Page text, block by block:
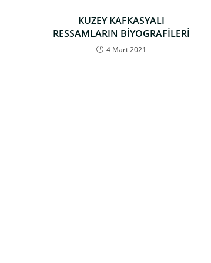
KUZEY KAFKASYALI
RESSAMLARIN BİYOGRAFİLERİ
4 Mart 2021